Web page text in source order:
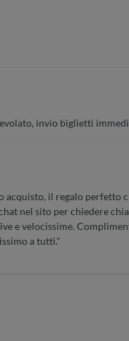
invio biglietti
acquisto, il regalo perfetto
nel sito per chiedere
e velocissime.
a tutti."